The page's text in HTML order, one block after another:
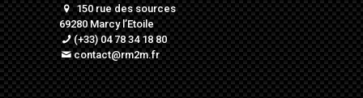
150 rue des sources
69280 Marcy l’Etoile
(+33) 04 78 34 18 80
contact@rm2m.fr